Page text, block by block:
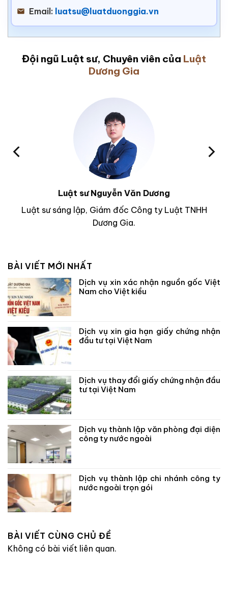
Email: luatsu@luatduonggia.vn
Đội ngũ Luật sư, Chuyên viên của Luật
Dương Gia
Luật sư Nguyễn Văn Dương
Luật sư sáng lập, Giám đốc Công ty Luật TNHH
Dương Gia.
BÀI VIẾT MỚI NHẤT
Dịch vụ xin xác nhận nguồn gốc Việt
Nam cho Việt kiều
Dịch vụ xin gia hạn giấy chứng nhận
đầu tư tại Việt Nam
Dịch vụ thay đổi giấy chứng nhận đầu
tư tại Việt Nam
Dịch vụ thành lập văn phòng đại diện
công ty nước ngoài
Dịch vụ thành lập chi nhánh công ty
nước ngoài trọn gói
BÀI VIẾT CÙNG CHỦ ĐỀ
Không có bài viết liên quan.